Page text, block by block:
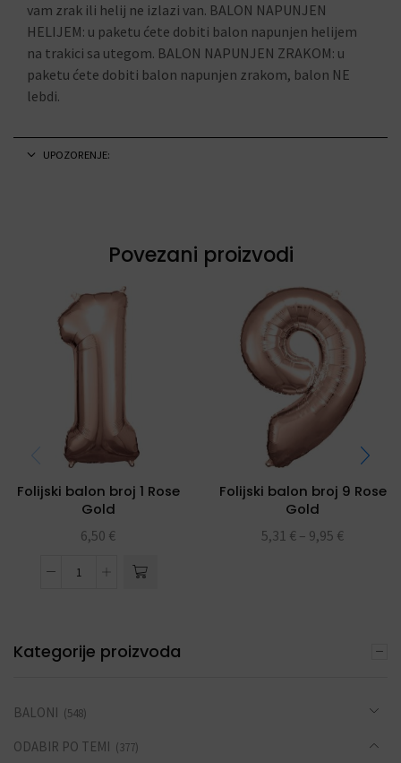
vam zrak ili helij ne izlazi van. BALON NAPUNJEN
HELIJEM: u paketu ćete dobiti balon napunjen helijem
na trakici sa utegom. BALON NAPUNJEN ZRAKOM: u
paketu ćete dobiti balon napunjen zrakom, balon NE
lebdi.
UPOZORENJE:
Povezani proizvodi
Folijski balon broj 1 Rose
Gold
6,50 €
Folijski balon broj 9 Rose
Gold
5,31 € – 9,95 €
Kategorije proizvoda
BALONI (548)
ODABIR PO TEMI (377)